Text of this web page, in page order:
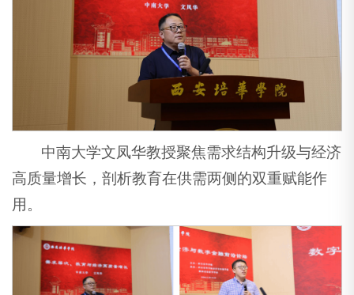
中南大学文凤华教授聚焦需求结构升级与经济
高质量增长，剖析教育在供需两侧的双重赋能作
用。